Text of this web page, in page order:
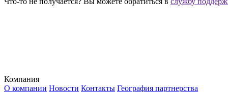
Компания
О компании Новости Контакты География партнерства